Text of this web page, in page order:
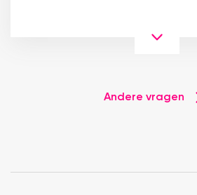
Andere vragen